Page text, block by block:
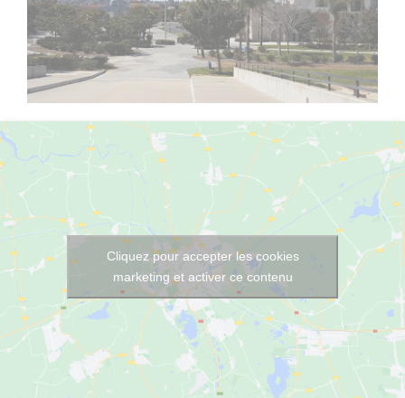
Cliquez pour accepter les cookies
marketing et activer ce contenu